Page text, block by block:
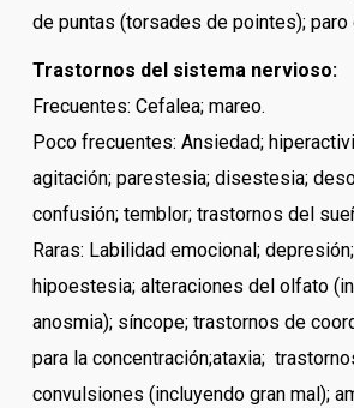
de puntas (torsades de pointes); paro
Trastornos del sistema nervioso:
Frecuentes: Cefalea; mareo.
Poco frecuentes: Ansiedad;
agitación; parestesia; disestesia;
confusión; temblor; trastornos del
Raras: Labilidad emocional;
hipoestesia; alteraciones del olfato
anosmia); síncope; trastornos de
para la concentración;ataxia;
convulsiones (incluyendo gran mal);